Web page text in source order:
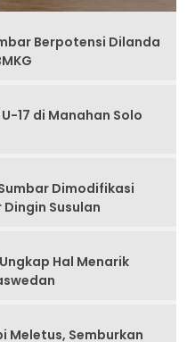
Berpotensi Dilanda
17 di Manahan Solo
Dimodifikasi
Susulan
Hal Menarik
Meletus, Semburkan